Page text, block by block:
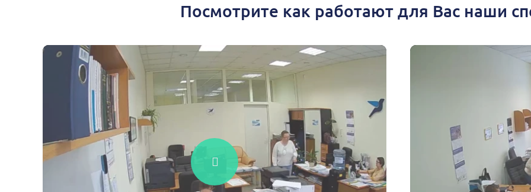
Посмотрите как работают для Вас наши